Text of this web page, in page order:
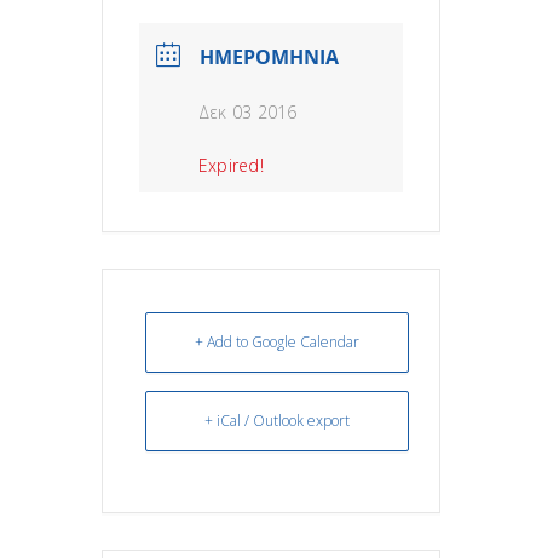
ΗΜΕΡΟΜΗΝΙΑ
Δεκ 03 2016
Expired!
+ Add to Google Calendar
+ iCal / Outlook export